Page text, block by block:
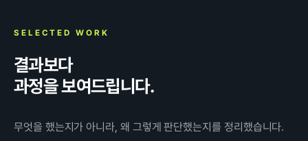
SELECTED WORK
결과보다
과정을 보여드립니다.
무엇을 했는지가 아니라, 왜 그렇게 판단했는지를 정리했습니다.